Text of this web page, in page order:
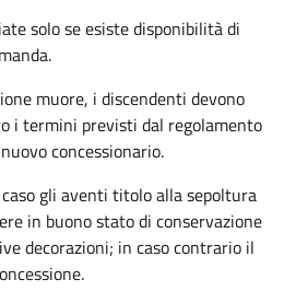
solo se esiste disponibilità di
muore, i discendenti devono
i termini previsti dal regolamento
concessionario.
gli aventi titolo alla sepoltura
in buono stato di conservazione
decorazioni; in caso contrario il